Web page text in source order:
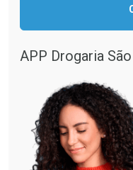
APP Drogaria